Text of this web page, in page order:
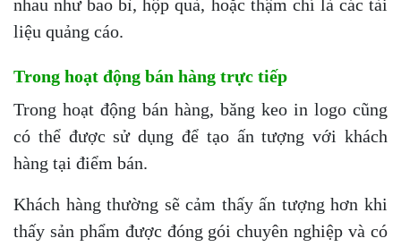
nhau như bao bì, hộp quà, hoặc thậm chí là các tài
liệu quảng cáo.
Trong hoạt động bán hàng trực tiếp
Trong hoạt động bán hàng, băng keo in logo cũng
có thể được sử dụng để tạo ấn tượng với khách
hàng tại điểm bán.
Khách hàng thường sẽ cảm thấy ấn tượng hơn khi
thấy sản phẩm được đóng gói chuyên nghiệp và có